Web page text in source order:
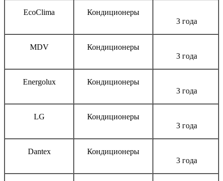
EcoClima
Кондиционеры
3 года
MDV
Кондиционеры
3 года
Energolux
Кондиционеры
3 года
LG
Кондиционеры
3 года
Dantex
Кондиционеры
3 года